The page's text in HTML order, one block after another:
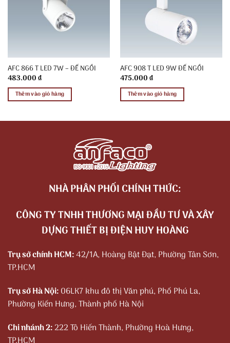
AFC 866 T LED 7W – ĐẾ NGỒI
483.000₫
Thêm vào giỏ hàng
AFC 908 T LED 9W ĐẾ NGỒI
475.000₫
Thêm vào giỏ hàng
NHÀ PHÂN PHỐI CHÍNH THỨC:
CÔNG TY TNHH THƯƠNG MẠI ĐẦU TƯ VÀ XÂY
DỰNG THIẾT BỊ ĐIỆN HUY HOÀNG
Trụ sở chính HCM:42/1A, Hoàng Bật Đạt, Phường Tân Sơn,
TP.HCM
Trụ sở Hà Nội:06LK7 khu đô thị Văn phú, Phố Phú La,
Phường Kiến Hưng, Thành phố Hà Nội
Chi nhánh 2:222 Tô Hiến Thành, Phường Hoà Hưng,